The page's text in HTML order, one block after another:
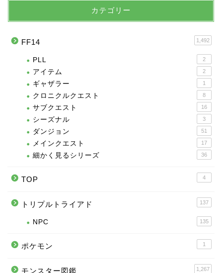
カテゴリー
FF14 1,492
PLL 2
アイテム 2
ギャザラー 1
クロニクルクエスト 8
サブクエスト 16
シーズナル 3
ダンジョン 51
メインクエスト 17
細かく見るシリーズ 36
TOP 4
トリプルトライアド 137
NPC 135
ポケモン 1
モンスター図鑑 1,267